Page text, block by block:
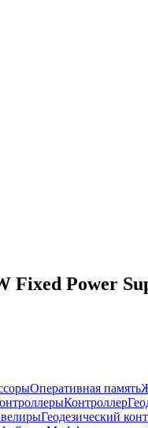
Fixed Power
Оперативная память
Контроллер
Геодезический